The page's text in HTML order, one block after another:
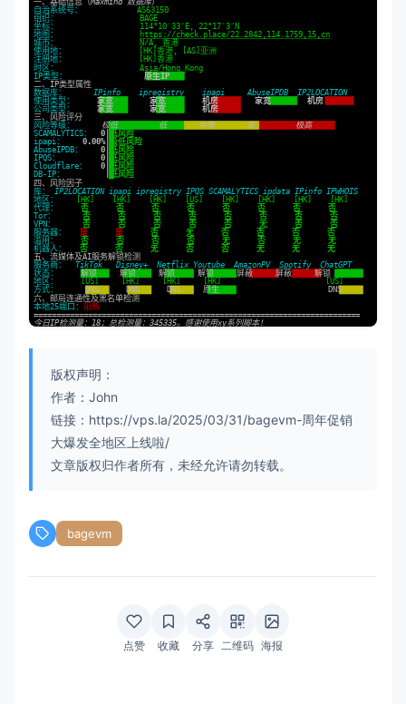
版权声明：
作者：John
链接：https://vps.la/2025/03/31/bagevm-周年促销
大爆发全地区上线啦/
文章版权归作者所有，未经允许请勿转载。
bagevm
点赞 收藏 分享 二维码 海报